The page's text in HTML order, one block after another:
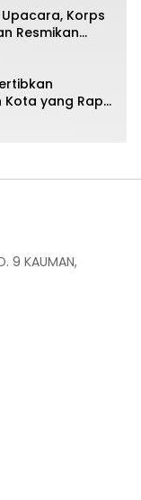
Korps
Resmikan
Kota yang Rapi
9 KAUMAN,